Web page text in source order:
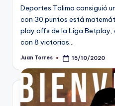
Deportes Tolima consiguió
con 30 puntos está
play offs de la Liga Betplay,
con 8 victorias…
Publicado
Juan Torres 15/10/2020